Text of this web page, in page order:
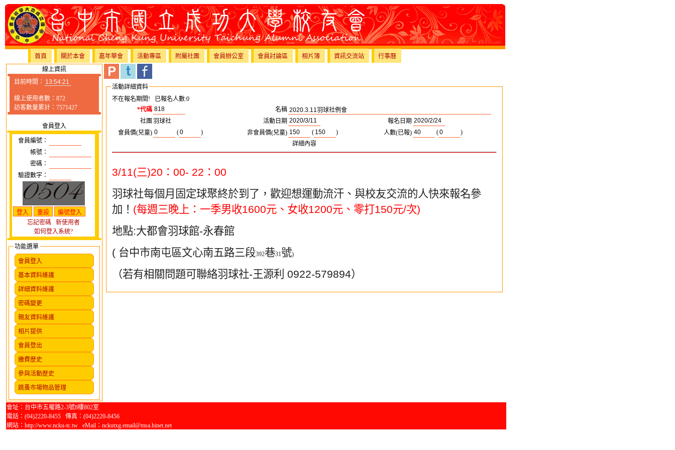
首頁 關於本會 嘉年華會 活動專區 附屬社團 會員辦公室 會員討論區 相片簿 資訊交流站
行事曆
線上資訊
目前時間：
線上使用者數：872
訪客數量累計：7571427
會員登入
會員編號：
帳號：
密碼：
驗證數字：
忘記密碼
新使用者
如何登入系統?
功能選單
會員登入
基本資料維護
詳細資料維護
密碼變更
親友資料維護
相片提供
會員登出
繳費歷史
參與活動歷史
跳蚤市場物品管理
活動詳細資料
不在報名期間! 已報名人數:0
*代碼
名稱
社團 羽球社 活動日期
報名日期
會員價(兒童)
( ) 非會員價(兒童) ( ) 人數(已報) (
)
詳細內容
3/11(三)20 ： 00- 22 ： 00
羽球社每個月固定球聚終於到了，歡迎想運動流汗、與校友交流的人快來報名參
加！ (每週三晚上：一季男收1600元、女收1200元、零打150元/次)
地點:大都會羽球館-永春館
( 台中市南屯區文心南五路三段392巷31號)
（若有相關問題可聯絡羽球社-王源利 0922-579894）
會址：台中市五權路2-3號8樓802室
電話：(04)2220-8455 傳真：(04)2220-8456
網站：http://www.ncku-tc.tw eMail：nckutxg.email@msa.hinet.net